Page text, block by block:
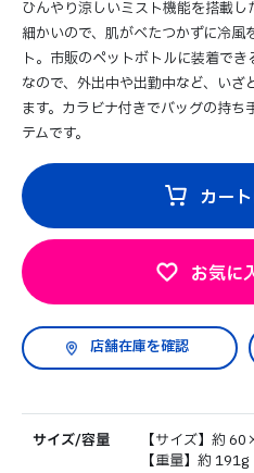
ひんやり涼しいミスト機能を搭載
細かいので、肌がべたつかずに冷風
ト。市販のペットボトルに装着で
なので、外出中や出勤中など、い
ます。カラビナ付きでバッグの持
テムです。
カー
お気に
サイズ/容量
【サイズ】約
【重量】約 191g